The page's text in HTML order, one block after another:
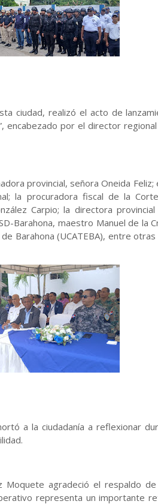
ciudad, realizó el acto de
encabezado por el director
provincial, señora Oneida Feliz;
la procuradora fiscal de la
Carpio; la directora
Barahona, maestro Manuel de la
Barahona (UCATEBA), entre
a la ciudadanía a reflexionar
Moquete agradeció el respaldo
representa un importante